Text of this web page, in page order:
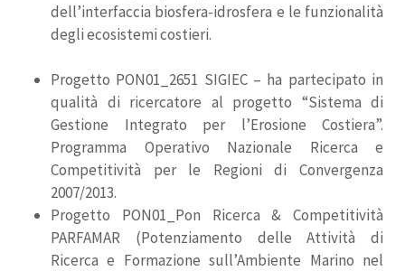
dell’interfaccia biosfera-idrosfera e le funzionalità
degli ecosistemi costieri.
Progetto PON01_2651 SIGIEC – ha partecipato in
qualità di ricercatore al progetto “Sistema di
Gestione Integrato per l’Erosione Costiera”.
Programma Operativo Nazionale Ricerca e
Competitività per le Regioni di Convergenza
2007/2013.
Progetto PON01_Pon Ricerca & Competitività
PARFAMAR (Potenziamento delle Attività di
Ricerca e Formazione sull’Ambiente Marino nel